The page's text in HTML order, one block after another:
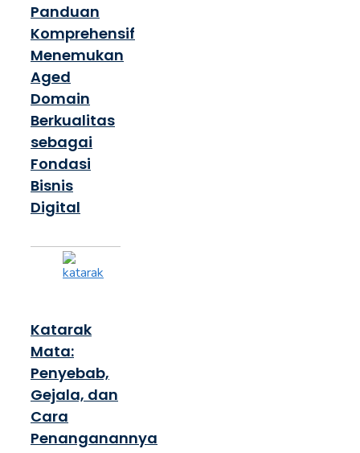
Panduan
Komprehensif
Menemukan
Aged
Domain
Berkualitas
sebagai
Fondasi
Bisnis
Digital
Katarak
Mata:
Penyebab,
Gejala, dan
Cara
Penanganannya